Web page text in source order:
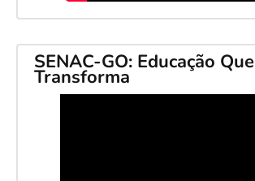
SENAC-GO: Educação Que
Transforma